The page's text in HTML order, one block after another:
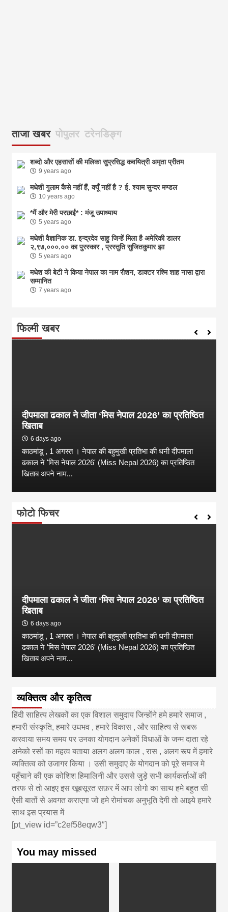
ताजा खबर पोपुलर टरेनडिङ्ग
शब्दो और एहसासों की मलिका सुप्रसिद्ध कवयित्री अमृता प्रीतम
9 years ago
मधेशी गुलाम कैसे नहीं हैं, क्यूँ नहीं है ? ई. श्याम सुन्दर मण्डल
10 years ago
*मैं और मेरी परछाईं* : मंजू उपाध्याय
5 years ago
मधेशी वैज्ञानिक डा. इन्द्रदेव साहु जिन्हें मिला है अमेरिकी डालर
२,९७,०००.०० का पुरस्कार , प्रस्तुति सुजितकुमार झा
5 years ago
मधेश की बेटी ने किया नेपाल का नाम राैशन, डाक्टर रश्मि शाह नासा द्वारा
सम्मानित
7 years ago
फिल्मी खबर
दीपमाला ढकाल ने जीता ‘मिस नेपाल 2026’ का प्रतिष्ठित
खिताब
6 days ago
काठमांडू , 1 अगस्त । नेपाल की बहुमुखी प्रतिभा की धनी दीपमाला
ढकाल ने 'मिस नेपाल 2026' (Miss Nepal 2026) का प्रतिष्ठित
खिताब अपने नाम...
फोटो फिचर
दीपमाला ढकाल ने जीता ‘मिस नेपाल 2026’ का प्रतिष्ठित
खिताब
6 days ago
काठमांडू , 1 अगस्त । नेपाल की बहुमुखी प्रतिभा की धनी दीपमाला
ढकाल ने 'मिस नेपाल 2026' (Miss Nepal 2026) का प्रतिष्ठित
खिताब अपने नाम...
व्यक्तित्व और कृतित्व
हिंदी साहित्य लेखकों का एक विशाल समुदाय जिन्होंने हमे हमारे समाज ,
हमारी संस्कृति, हमारे उधभव , हमारे विकास , और साहित्य से रूबरू
करवाया समय समय पर उनका योगदान अनेकों विधाओं के जन्म दाता रहे
अनेको रसों का महत्व बताया अलग अलग काल , रास , अलग रूप में हमारे
व्यक्तित्व को उजागर किया । उसी समुदाए के योगदान को पूरे समाज मे
पहुँचाने की एक कोशिश हिमालिनी और उससे जुड़े सभी कार्यकर्ताओं की
तरफ से तो आइए इस खूबसूरत सफ़र में आप लोगो का साथ हमे बहुत सी
ऐसी बातों से अवगत कराएगा जो हमे रोमांचक अनुभूति देगी तो आइये हमारे
साथ इस प्रयास में
[pt_view id=”c2ef58eqw3″]
You may missed